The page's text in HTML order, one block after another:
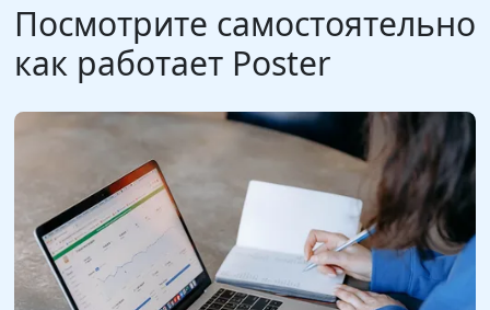
Посмотрите самостоятельно
как работает Poster